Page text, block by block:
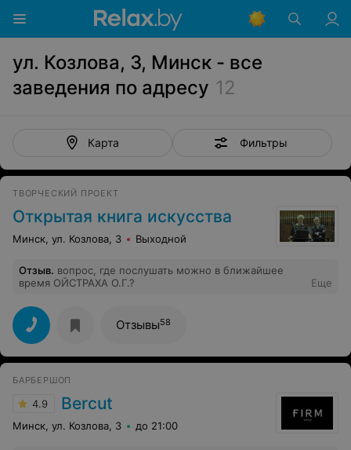
ул. Козлова, 3, Минск - все
заведения по адресу 12
Карта Фильтры
ТВОРЧЕСКИЙ ПРОЕКТ
Открытая книга искусства
Минск, ул. Козлова, 3 Выходной
Отзыв. вопрос, где послушать можно в ближайшее
время ОЙСТРАХА О.Г.?
Еще
Отзывы58
БАРБЕРШОП
4.9 Bercut
Минск, ул. Козлова, 3 до 21:00